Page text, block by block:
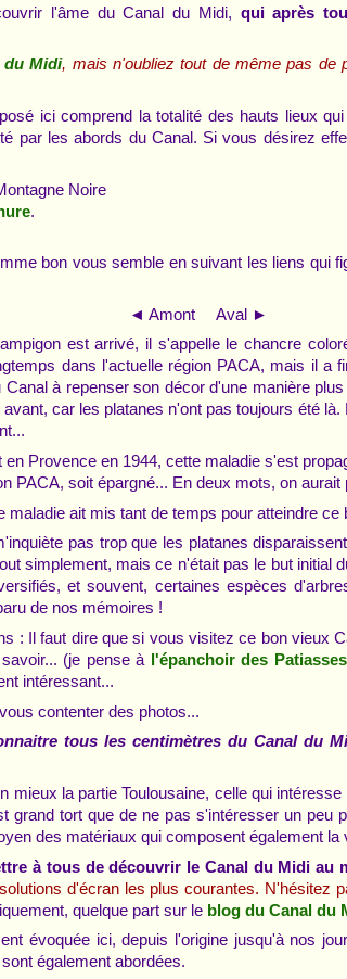
l'âme du Canal du Midi, qui après
du Midi, mais n'oubliez tout de même pas de
ici comprend la totalité des hauts lieux
par les abords du Canal. Si vous désirez
Noire
.
bon vous semble en suivant les liens qui
◄ Amont Aval ►
est arrivé, il s'appelle le chancre
dans l'actuelle région PACA, mais il a
à repenser son décor d'une manière
car les platanes n'ont pas toujours été
Provence en 1944, cette maladie s'est
PACA, soit épargné... En deux mots, on aurait
ait mis tant de temps pour atteindre ce
pas trop que les platanes
simplement, mais ce n'était pas le but initial
et souvent, certaines espèces
de nos mémoires !
: Il faut dire que si vous visitez ce bon vieux
(je pense à
l'épanchoir des Patiasses
intéressant...
contenter des photos...
tous les centimètres du Canal du
mieux la partie Toulousaine, celle qui
grand tort que de ne pas s'intéresser un peu
des matériaux qui composent également la
à tous de découvrir le Canal du Midi au
d'écran les plus courantes. N'hésitez
quelque part sur le blog du Canal du
évoquée ici, depuis l'origine jusqu'à nos
également abordées.